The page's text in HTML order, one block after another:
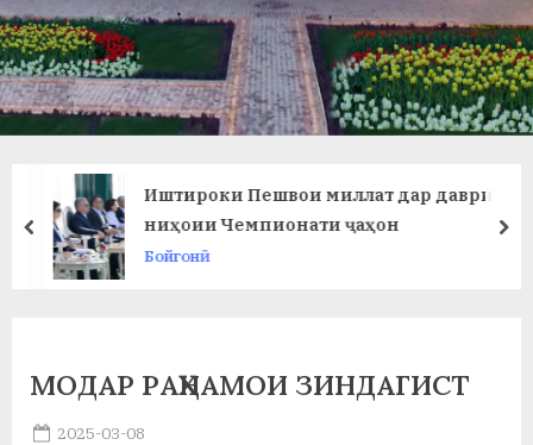
в
л
а
т
и
т
Иштироки Пешвои миллат дар даври
ниҳоии Чемпионати ҷаҳон
Бойгонӣ
prev
МОДАР РАҲНАМОИ ЗИНДАГИСТ
Posted
2025-03-08